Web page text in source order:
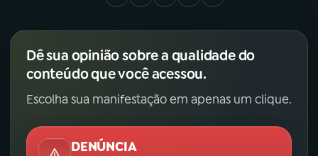
TikTok
Dê sua opinião sobre a qualidade do
conteúdo que você acessou.
Escolha sua manifestação em apenas um clique.
DENÚNCIA